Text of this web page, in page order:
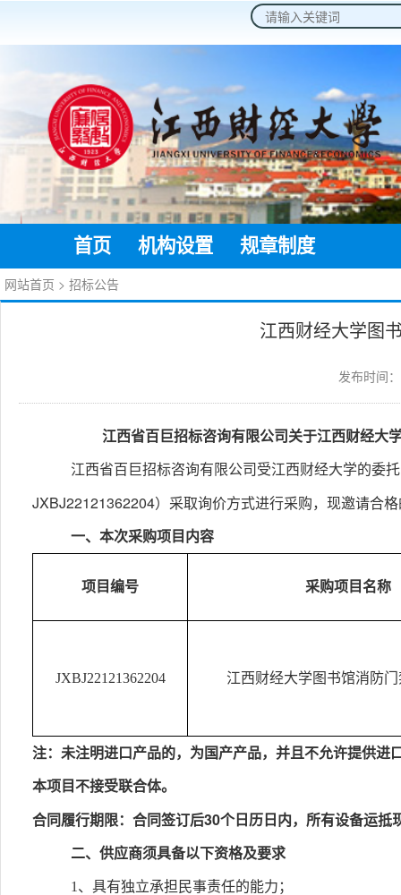
2026年8月9日 星期日
首页 机构设置 规章制度
网站首页 > 招标公告
江西财经大学图
发布时间
江西省百巨招标咨询有限公司关于江西财经大
江西省百巨招标咨询有限公司受江西财经大学的委
JXBJ22121362204）采取询价方式进行采购，现邀请合
一、本次采购项目内容
项目编号 采购项目名称
JXBJ22121362204 江西财经大学图书馆消防
注：未注明进口产品的，为国产产品，并且不允许提供进
本项目不接受联合体。
合同履行期限：合同签订后30个日历日内，所有设备运抵
二、供应商须具备以下资格及要求
1、具有独立承担民事责任的能力；